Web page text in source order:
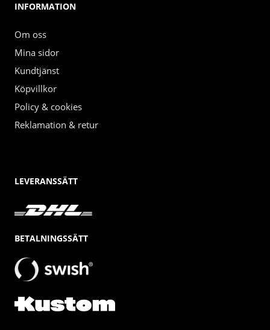
INFORMATION
Om oss
Mina sidor
Kundtjänst
Köpvillkor
Policy & cookies
Reklamation & retur
LEVERANSSÄTT
BETALNINGSSÄTT